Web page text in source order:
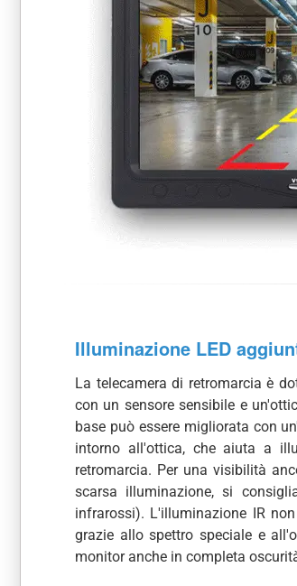
Illuminazione LED
La telecamera di retromarcia è
con un sensore sensibile e
base può essere migliorata con
intorno all'ottica, che aiuta a
retromarcia. Per una visibilità
scarsa illuminazione, si
infrarossi). L'illuminazione IR
grazie allo spettro speciale e
monitor anche in completa